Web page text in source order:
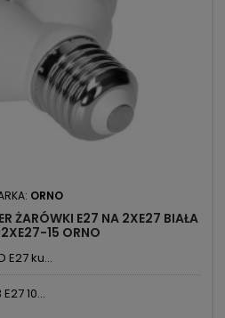
ORNO
ŻARÓWKI E27 NA 2XE27 BIAŁA
15 ORNO
E27 ku...
10...